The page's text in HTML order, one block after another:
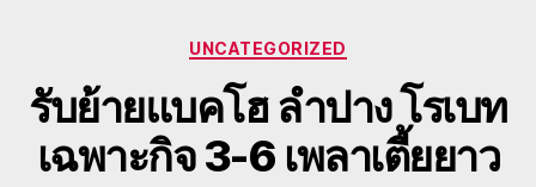
Categories
UNCATEGORIZED
รับย้ายแบคโฮ ลำปาง โรเบท
เฉพาะกิจ 3-6 เพลาเตี้ยยาว